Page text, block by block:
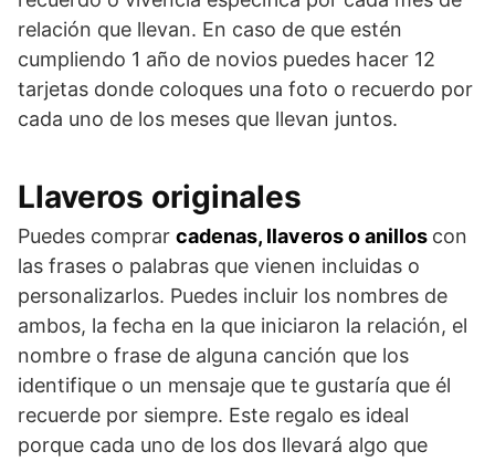
relación que llevan. En caso de que estén
cumpliendo 1 año de novios puedes hacer 12
tarjetas donde coloques una foto o recuerdo por
cada uno de los meses que llevan juntos.
Llaveros originales
Puedes comprar cadenas, llaveros o anillos con
las frases o palabras que vienen incluidas o
personalizarlos. Puedes incluir los nombres de
ambos, la fecha en la que iniciaron la relación, el
nombre o frase de alguna canción que los
identifique o un mensaje que te gustaría que él
recuerde por siempre. Este regalo es ideal
porque cada uno de los dos llevará algo que